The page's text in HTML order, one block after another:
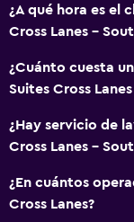
¿A qué hora es el
Cross Lanes -
¿Cuánto cuesta
Suites Cross
¿Hay servicio de
Cross Lanes -
¿En cuántos
Cross Lanes?